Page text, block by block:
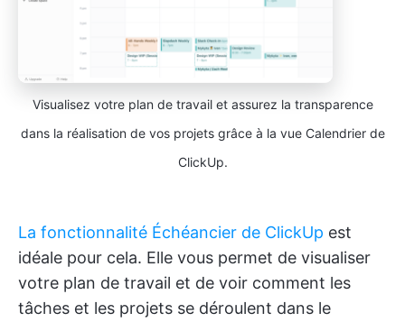
Visualisez votre plan de travail et assurez la transparence
dans la réalisation de vos projets grâce à la vue Calendrier de
ClickUp.
La fonctionnalité Échéancier de ClickUp est
idéale pour cela. Elle vous permet de visualiser
votre plan de travail et de voir comment les
tâches et les projets se déroulent dans le